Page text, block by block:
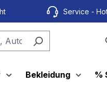
Service -
Bekleidung %